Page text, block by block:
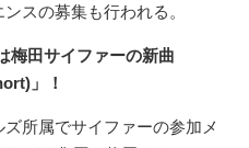
スの募集も行われる。
梅田サイファーの新曲
」！
所属でサイファーの参加メ